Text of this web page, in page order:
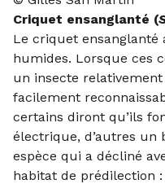
Criquet ensanglanté (
Le criquet
humides. Lorsque ces
un insecte
facilement
certains diront qu’ils
électrique, d’autres un
espèce qui a décliné
habitat de prédilection